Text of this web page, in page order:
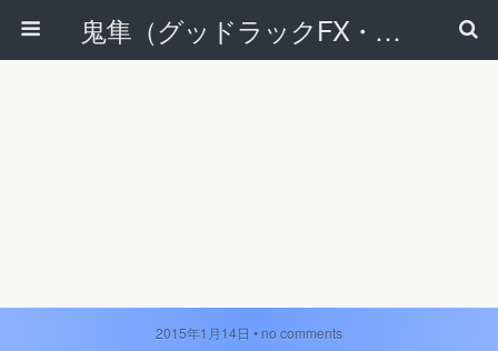
鬼隼（グッドラックFX・改）
2015年1月14日 • no comments